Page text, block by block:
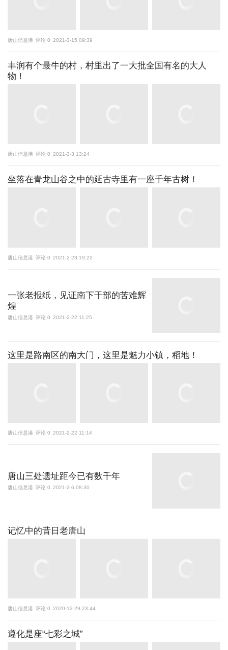
唐山信息港 评论 0 2021-3-15 09:39
丰润有个最牛的村，村里出了一大批全国有名的大人
物！
唐山信息港 评论 0 2021-3-3 13:24
坐落在青龙山谷之中的延古寺里有一座千年古树！
唐山信息港 评论 0 2021-2-23 19:22
一张老报纸，见证南下干部的苦难辉
煌
唐山信息港 评论 0 2021-2-22 11:25
这里是路南区的南大门，这里是魅力小镇，稻地！
唐山信息港 评论 0 2021-2-22 11:14
唐山三处遗址距今已有数千年
唐山信息港 评论 0 2021-2-6 08:30
记忆中的昔日老唐山
唐山信息港 评论 0 2020-12-29 23:44
遵化是座“七彩之城”